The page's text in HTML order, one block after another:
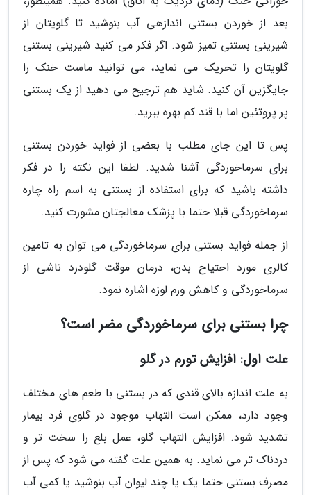
بعد از خوردن بستنی اندازهی آب بنوشید تا گلویتان از
شیرینی بستنی تمیز شود. اگر فکر می کنید شیرینی بستنی
گلویتان را تحریک می نماید، می توانید ماست خنک را
جایگزین آن کنید. شاید هم ترجیح می دهید از یک بستنی
پر پروتئین اما با قند کم بهره ببرید.
پس تا این جای مطلب با بعضی از فواید خوردن بستنی
برای سرماخوردگی آشنا شدید. لطفا این نکته را در فکر
داشته باشید که برای استفاده از بستنی به اسم راه چاره
سرماخوردگی قبلا حتما با پزشک معالجتان مشورت کنید.
از جمله فواید بستنی برای سرماخوردگی می توان به تامین
کالری مورد احتیاج بدن، درمان موقت گلودرد ناشی از
سرماخوردگی و کاهش ورم لوزه اشاره نمود.
چرا بستنی برای سرماخوردگی مضر است؟
علت اول: افزایش تورم در گلو
به علت اندازه بالای قندی که در بستنی با طعم های مختلف
وجود دارد، ممکن است التهاب موجود در گلوی فرد بیمار
تشدید شود. افزایش التهاب گلو، عمل بلع را سخت تر و
دردناک تر می نماید. به همین علت گفته می شود که پس از
مصرف بستنی حتما یک یا چند لیوان آب بنوشید یا کمی آب